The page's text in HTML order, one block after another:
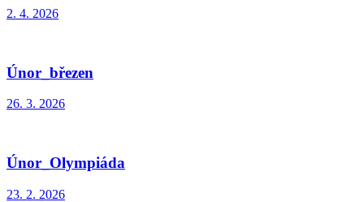
2. 4. 2026
Únor_březen
26. 3. 2026
Únor_Olympiáda
23. 2. 2026